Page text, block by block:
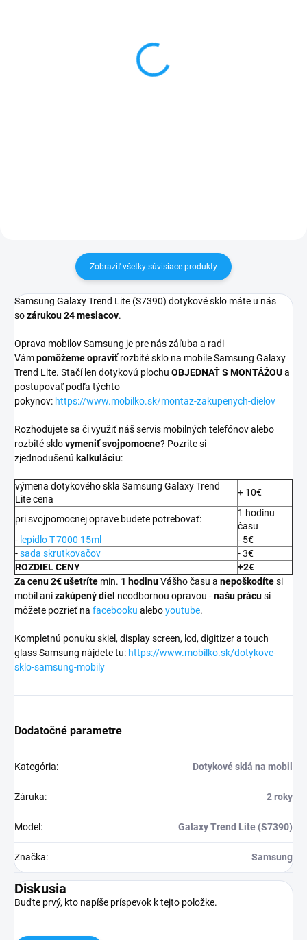
Zobraziť všetky súvisiace produkty
Samsung Galaxy Trend Lite (S7390) dotykové sklo máte u nás
sozárukou 24 mesiacov.
Oprava mobilov Samsung je pre nás záľuba a radi
Vámpomôžeme opraviť rozbité sklo na mobile Samsung Galaxy
Trend Lite. Stačí len dotykovú plochu OBJEDNAŤ S MONTÁŽOUa
postupovať podľa týchto
pokynov: https://www.mobilko.sk/montaz-zakupenych-dielov
Rozhodujete sa či využiť náš servis mobilných telefónov alebo
rozbité sklovymeniť svojpomocne? Pozrite si
zjednodušenú kalkuláciu:
výmena dotykového skla Samsung Galaxy Trend
Lite cena
+ 10€
pri svojpomocnej oprave budete potrebovať:
1 hodinu
času
- lepidlo T-7000 15ml
- 5€
-sada skrutkovačov
- 3€
ROZDIEL CENY
+2€
Za cenu 2€ ušetríte min. 1 hodinuVášho času a nepoškodítesi
mobil anizakúpený diel neodbornou opravou -našu prácusi
môžete pozrieť na facebooku aleboyoutube.
Kompletnú ponuku skiel, display screen, lcd, digitizer a touch
glass Samsung nájdete tu: https://www.mobilko.sk/dotykove-
sklo-samsung-mobily
Dodatočné parametre
Kategória: Dotykové sklá na mobil
Záruka: 2 roky
Model : Galaxy Trend Lite (S7390)
Značka: Samsung
Diskusia
Buďte prvý, kto napíše príspevok k tejto položke.